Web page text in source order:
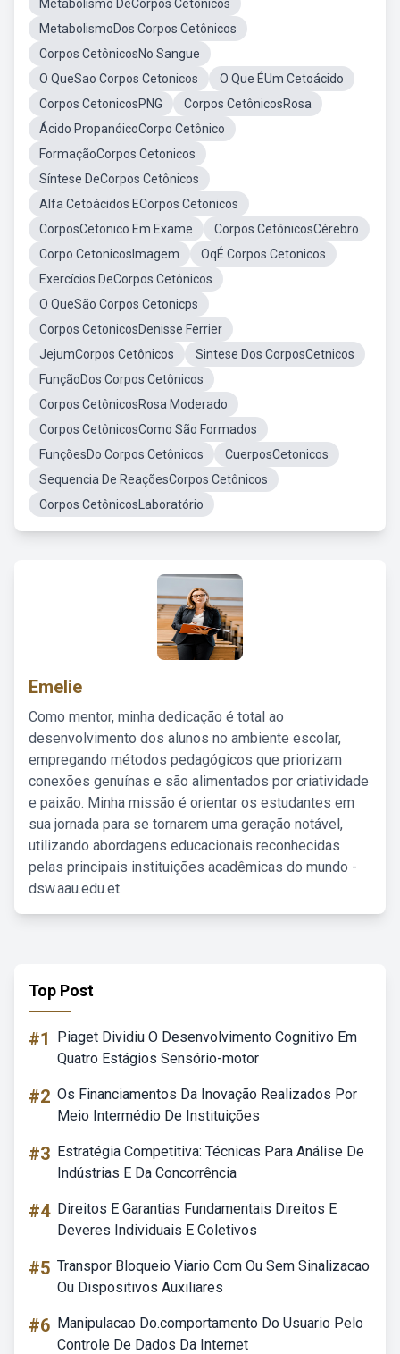
Metabolismo DeCorpos Cetônicos
MetabolismoDos Corpos Cetônicos
Corpos CetônicosNo Sangue
O QueSao Corpos Cetonicos
O Que ÉUm Cetoácido
Corpos CetonicosPNG
Corpos CetônicosRosa
Ácido PropanóicoCorpo Cetônico
FormaçãoCorpos Cetonicos
Síntese DeCorpos Cetônicos
Alfa Cetoácidos ECorpos Cetonicos
CorposCetonico Em Exame
Corpos CetônicosCérebro
Corpo CetonicosImagem
OqÉ Corpos Cetonicos
Exercícios DeCorpos Cetônicos
O QueSão Corpos Cetonicps
Corpos CetonicosDenisse Ferrier
JejumCorpos Cetônicos
Sintese Dos CorposCetnicos
FunçãoDos Corpos Cetônicos
Corpos CetônicosRosa Moderado
Corpos CetônicosComo São Formados
FunçõesDo Corpos Cetônicos
CuerposCetonicos
Sequencia De ReaçõesCorpos Cetônicos
Corpos CetônicosLaboratório
Emelie
Como mentor, minha dedicação é total ao
desenvolvimento dos alunos no ambiente escolar,
empregando métodos pedagógicos que priorizam
conexões genuínas e são alimentados por criatividade
e paixão. Minha missão é orientar os estudantes em
sua jornada para se tornarem uma geração notável,
utilizando abordagens educacionais reconhecidas
pelas principais instituições acadêmicas do mundo -
dsw.aau.edu.et.
Top Post
#1
Piaget Dividiu O Desenvolvimento Cognitivo Em
Quatro Estágios Sensório-motor
#2 Os Financiamentos Da Inovação Realizados Por
Meio Intermédio De Instituições
#3 Estratégia Competitiva: Técnicas Para Análise De
Indústrias E Da Concorrência
#4 Direitos E Garantias Fundamentais Direitos E
Deveres Individuais E Coletivos
#5 Transpor Bloqueio Viario Com Ou Sem Sinalizacao
Ou Dispositivos Auxiliares
#6 Manipulacao Do.comportamento Do Usuario Pelo
Controle De Dados Da Internet